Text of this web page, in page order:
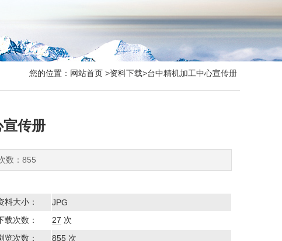
您的位置： 网站首页 >资料下载>台中精机加工中心宣传册
宣传册
数：855
料大小：
JPG
载次数： 27 次
览次数： 855 次